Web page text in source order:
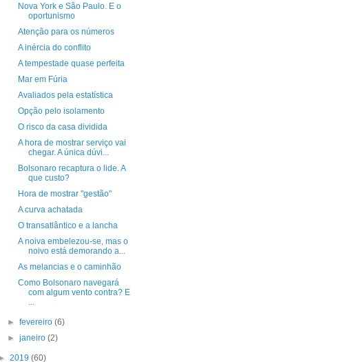
Nova York e São Paulo. E o
oportunismo
Atenção para os números
A inércia do conflito
A tempestade quase perfeita
Mar em Fúria
Avaliados pela estatística
Opção pelo isolamento
O risco da casa dividida
A hora de mostrar serviço vai
chegar. A única dúvi...
Bolsonaro recaptura o lide. A
que custo?
Hora de mostrar "gestão"
A curva achatada
O transatlântico e a lancha
A noiva embelezou-se, mas o
noivo está demorando a...
As melancias e o caminhão
Como Bolsonaro navegará
com algum vento contra? E
►fevereiro(6)
►janeiro(2)
2019 (60)